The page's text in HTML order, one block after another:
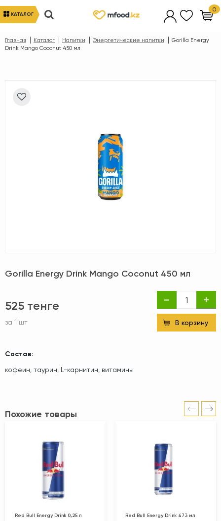
КАТАЛОГ
0
Главная Каталог Напитки Энергетические напитки
Gorilla Energy
Drink Mango Coconut 450 мл
Gorilla Energy Drink Mango Coconut 450 мл
525 тенге
за 1 шт В корзину
Состав:
кофеин, таурин, L-карнитин, витамины
Похожие товары
Red Bull Energy Drink 0,25 л Red Bull Energy Drink 473 мл